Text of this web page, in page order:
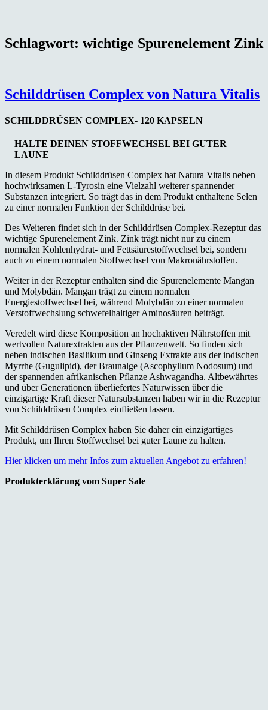
Schlagwort: wichtige Spurenelement Zink
Schilddrüsen Complex von Natura Vitalis
SCHILDDRÜSEN COMPLEX- 120 KAPSELN
HALTE DEINEN STOFFWECHSEL BEI GUTER
LAUNE
In diesem Produkt Schilddrüsen Complex hat Natura Vitalis neben
hochwirksamen L-Tyrosin eine Vielzahl weiterer spannender
Substanzen integriert. So trägt das in dem Produkt enthaltene Selen
zu einer normalen Funktion der Schilddrüse bei.
Des Weiteren findet sich in der Schilddrüsen Complex-Rezeptur das
wichtige Spurenelement Zink. Zink trägt nicht nur zu einem
normalen Kohlenhydrat- und Fettsäurestoffwechsel bei, sondern
auch zu einem normalen Stoffwechsel von Makronährstoffen.
Weiter in der Rezeptur enthalten sind die Spurenelemente Mangan
und Molybdän. Mangan trägt zu einem normalen
Energiestoffwechsel bei, während Molybdän zu einer normalen
Verstoffwechslung schwefelhaltiger Aminosäuren beiträgt.
Veredelt wird diese Komposition an hochaktiven Nährstoffen mit
wertvollen Naturextrakten aus der Pflanzenwelt. So finden sich
neben indischen Basilikum und Ginseng Extrakte aus der indischen
Myrrhe (Gugulipid), der Braunalge (Ascophyllum Nodosum) und
der spannenden afrikanischen Pflanze Ashwagandha. Altbewährtes
und über Generationen überliefertes Naturwissen über die
einzigartige Kraft dieser Natursubstanzen haben wir in die Rezeptur
von Schilddrüsen Complex einfließen lassen.
Mit Schilddrüsen Complex haben Sie daher ein einzigartiges
Produkt, um Ihren Stoffwechsel bei guter Laune zu halten.
Hier klicken um mehr Infos zum aktuellen Angebot zu erfahren!
Produkterklärung vom Super Sale